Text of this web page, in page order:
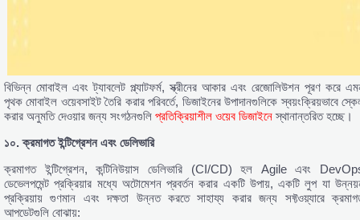
বিভিন্ন মোবাইল এবং ট্যাবলেট প্ল্যাটফর্ম, স্ক্রীনের আকার এবং রেজোলিউশন পূরণ করে
পৃথক মোবাইল ওয়েবসাইট তৈরি করার পরিবর্তে, ডিজাইনের উপাদানগুলিকে স্বয়ংক্রিয়ভাবে
করার অনুমতি দেওয়ার জন্য সংগঠনগুলি প্রতিক্রিয়াশীল ওয়েব ডিজাইনে স্থানান্তরিত হচ্ছে।
১০.ক্রমাগতইন্টিগ্রেশনএবং ডেলিভারি
ক্রমাগত ইন্টিগ্রেশন, কন্টিনিউয়াস ডেলিভারি (CI/CD) হল Agile এবং
ডেভেলপমেন্ট প্রক্রিয়ার মধ্যে অটোমেশন প্রবর্তন করার একটি উপায়, একটি লুপ যা
প্রক্রিয়ায় গুণমান এবং দক্ষতা উন্নত করতে সাহায্য করার জন্য সফ্টওয়্যারে
আপডেটগুলি বোঝায়: